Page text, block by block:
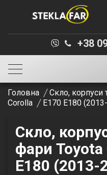
+38
Головна Скло, корпуси
Corolla
E170 E180
Скло,
фари Toyota
E180 (2013-